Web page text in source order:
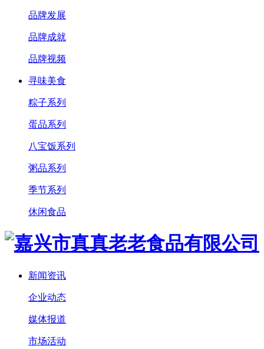
品牌发展
品牌成就
品牌视频
寻味美食
粽子系列
蛋品系列
八宝饭系列
粥品系列
季节系列
休闲食品
新闻资讯
企业动态
媒体报道
市场活动